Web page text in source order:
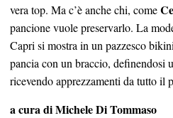
vera top. Ma c’è anche chi, come
pancione vuole preservarlo. La
Capri si mostra in un pazzesco
pancia con un braccio, definendosi
ricevendo apprezzamenti da tutto il
a cura di Michele Di Tommaso